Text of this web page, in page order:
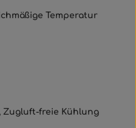
Temperatur
Zugluft-freie Kühlung